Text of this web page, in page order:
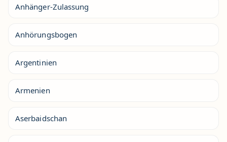
Anhänger-Zulassung
Anhörungsbogen
Argentinien
Armenien
Aserbaidschan